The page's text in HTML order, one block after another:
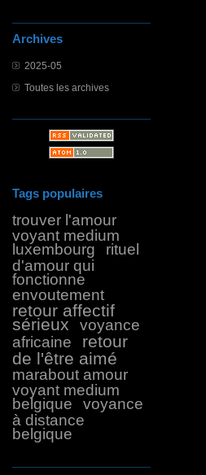
Archives
2025-05
Toutes les archives
Tags populaires
trouver l'amour
voyant medium
luxembourg
rituel
d'amour qui
fonctionne
envoutement
retour affectif
sérieux
voyance
africaine
retour
de l'être aimé
marabout amour
voyant medium
belgique
voyance
à distance
belgique